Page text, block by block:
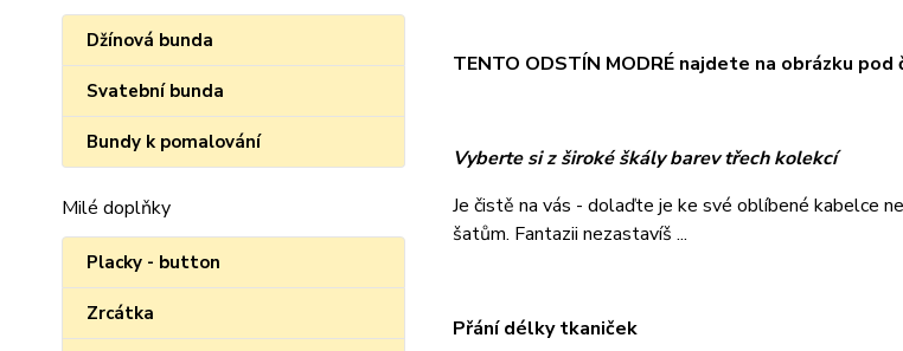
Džínová bunda
Svatební bunda
Bundy k pomalování
Milé doplňky
Placky - button
Zrcátka
TENTO ODSTÍN MODRÉ najdete na obrázku pod
Vyberte si z široké škály barev třech kolekcí
Je čistě na vás - dolaďte je ke své oblíbené kabelce
šatům. Fantazii nezastavíš ...
Přání délky tkaniček